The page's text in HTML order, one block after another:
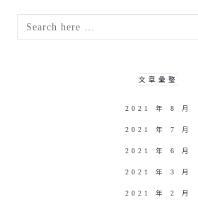
文章彙整
2021 年 8 月
2021 年 7 月
2021 年 6 月
2021 年 3 月
2021 年 2 月